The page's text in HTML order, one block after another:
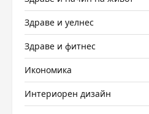
Здраве и уелнес
Здраве и фитнес
Икономика
Интериорен дизайн